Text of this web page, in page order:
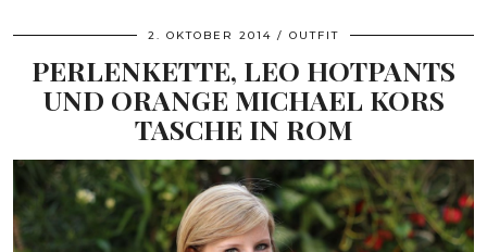
2. OKTOBER 2014 OUTFIT
PERLENKETTE, LEO HOTPANTS
UND ORANGE MICHAEL KORS
TASCHE IN ROM